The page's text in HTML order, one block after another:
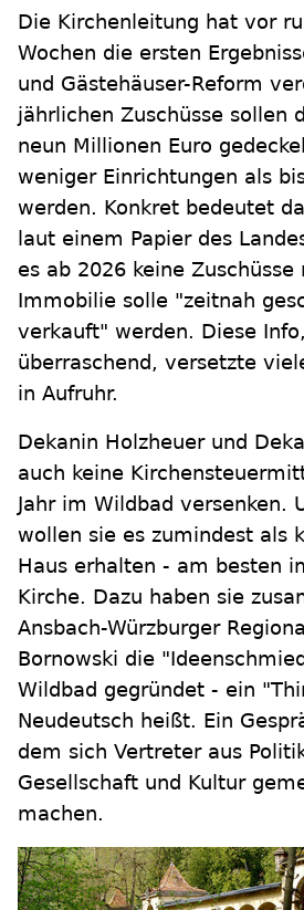
Die Kirchenleitung hat vor
Wochen die ersten
und Gästehäuser-Reform
jährlichen Zuschüsse sollen
neun Millionen Euro
weniger Einrichtungen als
werden. Konkret bedeutet
laut einem Papier des
es ab 2026 keine
Immobilie solle "zeitnah
verkauft" werden. Diese
überraschend, versetzte
in Aufruhr.
Dekanin Holzheuer und
auch keine
Jahr im Wildbad versenken.
wollen sie es zumindest als
Haus erhalten - am besten
Kirche. Dazu haben sie
Ansbach-Würzburger
Bornowski die
Wildbad gegründet - ein
Neudeutsch heißt. Ein
dem sich Vertreter aus
Gesellschaft und Kultur
machen.